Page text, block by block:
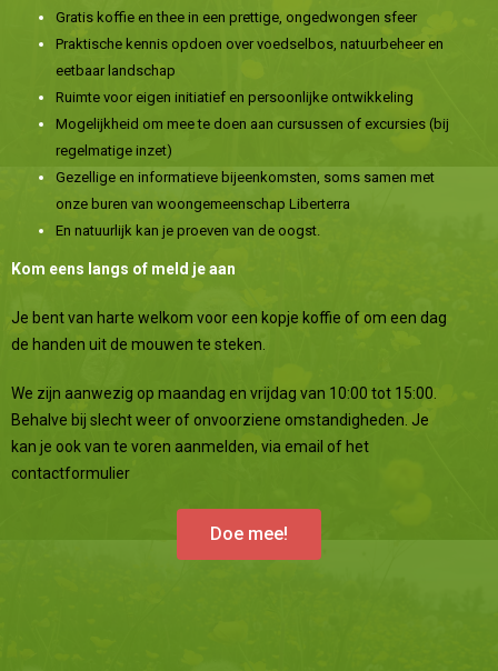
Gratis koffie en thee in een prettige, ongedwongen sfeer
Praktische kennis opdoen over voedselbos, natuurbeheer en
eetbaar landschap
Ruimte voor eigen initiatief en persoonlijke ontwikkeling
Mogelijkheid om mee te doen aan cursussen of excursies (bij
regelmatige inzet)
Gezellige en informatieve bijeenkomsten, soms samen met
onze buren van woongemeenschap Liberterra
En natuurlijk kan je proeven van de oogst.
Kom eens langs of meld je aan
Je bent van harte welkom voor een kopje koffie of om een dag
de handen uit de mouwen te steken.
We zijn aanwezig op maandag en vrijdag van 10:00 tot 15:00.
Behalve bij slecht weer of onvoorziene omstandigheden. Je
kan je ook van te voren aanmelden, via email of het
contactformulier
Doe mee!